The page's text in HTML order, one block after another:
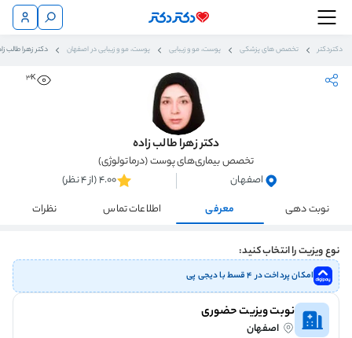
دکتردکتر تخصص های پزشکی پوست، مو و زیبایی پوست، مو و زیبایی در اصفهان دکتر زهرا طالب
3K
دکتر زهرا طالب زاده
تخصص بیماری‌های پوست (درماتولوژی)
اصفهان
4.00 (از 4 نظر)
نوبت دهی
معرفی اطلاعات تماس نظرات
نوع ویزیت را انتخاب کنید:
امکان پرداخت در ۴ قسط با دیجی پی
نوبت ویزیت حضوری
اصفهان